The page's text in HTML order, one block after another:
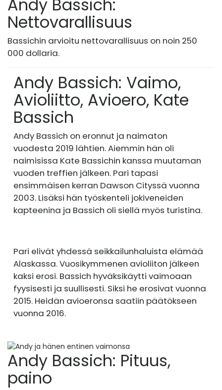
Andy Bassich:
Nettovarallisuus
Bassichin arvioitu nettovarallisuus on noin 250
000 dollaria.
Andy Bassich: Vaimo,
Avioliitto, Avioero, Kate
Bassich
Andy Bassich on eronnut ja naimaton
vuodesta 2019 lähtien. Aiemmin hän oli
naimisissa Kate Bassichin kanssa muutaman
vuoden treffien jälkeen. Pari tapasi
ensimmäisen kerran Dawson Cityssä vuonna
2003. Lisäksi hän työskenteli jokiveneiden
kapteenina ja Bassich oli siellä myös turistina.
Pari elivät yhdessä seikkailunhaluista elämää
Alaskassa. Vuosikymmenen avioliiton jälkeen
kaksi erosi. Bassich hyväksikäytti vaimoaan
fyysisesti ja suullisesti. Siksi he erosivat vuonna
2015. Heidän avioeronsa saatiin päätökseen
vuonna 2016.
Andy Bassich: Pituus,
paino